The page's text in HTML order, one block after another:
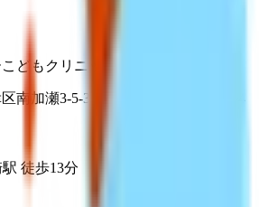
どもクリニック
南加瀬3-5-3 トキワクリニックビル4
徒歩13分